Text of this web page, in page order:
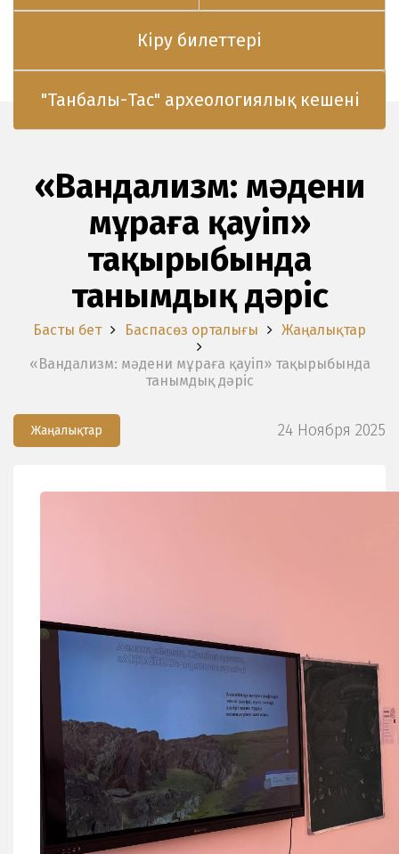
Кіру билеттері
"Танбалы-Тас" археологиялық кешені
«Вандализм: мәдени
мұраға қауіп»
тақырыбында
танымдық дәріс
Басты бет Баспасөз орталығы
Жаңалықтар
«Вандализм: мәдени мұраға қауіп» тақырыбында
танымдық дәріс
Жаңалықтар 24 Ноября 2025